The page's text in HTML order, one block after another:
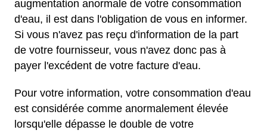
augmentation anormale de votre consommation
d'eau, il est dans l'obligation de vous en informer.
Si vous n'avez pas reçu d'information de la part
de votre fournisseur, vous n'avez donc pas à
payer l'excédent de votre facture d'eau.
Pour votre information, votre consommation d'eau
est considérée comme anormalement élevée
lorsqu'elle dépasse le double de votre